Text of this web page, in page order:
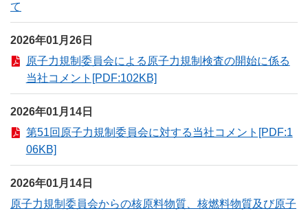
て
2026年01月26日
原子力規制委員会による原子力規制検査の開始に係る
当社コメント[PDF:102KB]
2026年01月14日
第51回原子力規制委員会に対する当社コメント[PDF:1
06KB]
2026年01月14日
原子力規制委員会からの核原料物質、核燃料物質及び原子